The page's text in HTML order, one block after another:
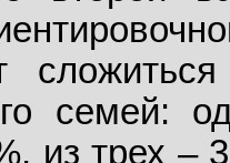
семей:
из трех –